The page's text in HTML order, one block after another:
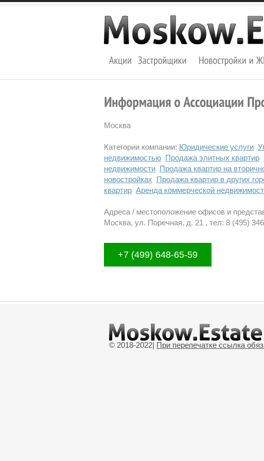
Москва
Категории компании: Юридические услуги
недвижимостью Продажа элитных квартир
недвижимости Продажа квартир на
новостройках Продажа квартир в других
квартир Аренда коммерческой
Адреса / местоположение офисов и
Москва, ул. Поречная, д. 21 , тел: 8 (495)
+7 (499) 648-65-59
© 2018-2022| При перепечатке ссылка